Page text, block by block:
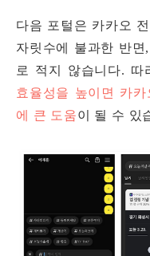
다음 포털은 카카오
자릿수에 불과한 반면
로 적지 않습니다. 따
효율성을 높이면 카
에 큰 도움이 될 수 있